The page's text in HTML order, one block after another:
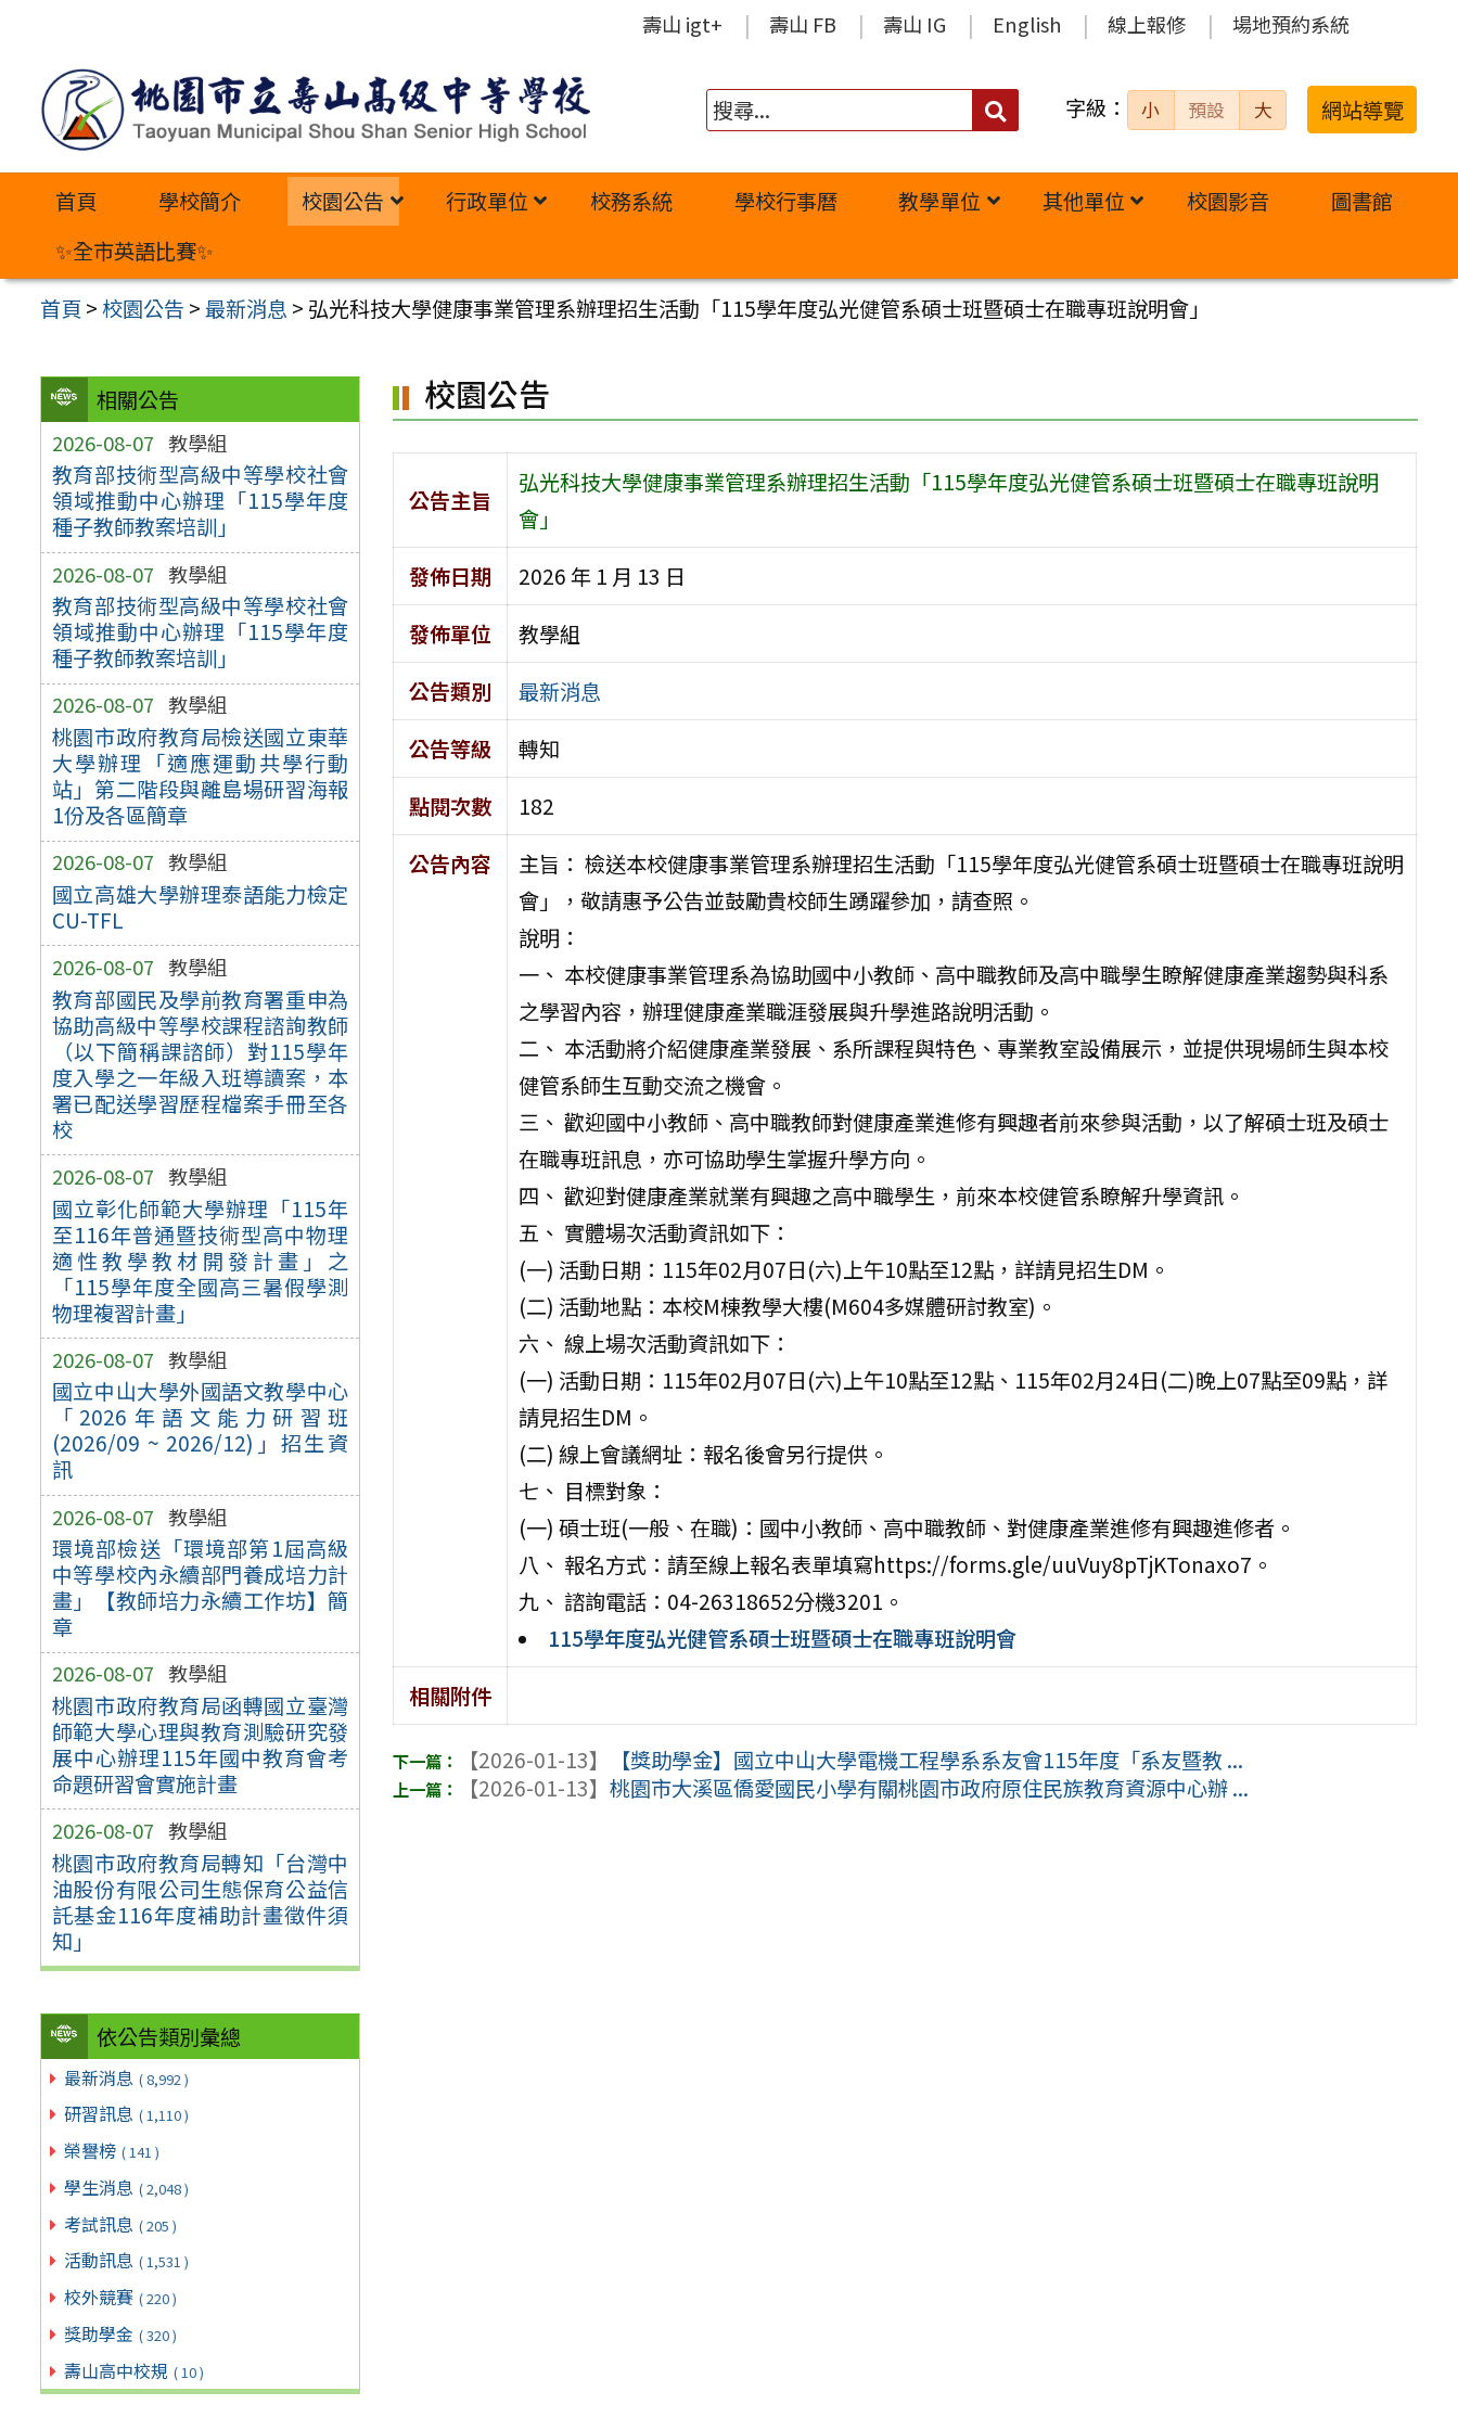
內
壽山 igt+ 壽山 FB 壽山 IG English 線上報修 場地預約系統
搜
字級： 小 預設 大 網站導覽
首頁 學校簡介 校園公告 行政單位 校務系統 學校行事曆 教學單位 其他單位 校園影音
圖書館
✨全市英語比賽✨
首頁 >校園公告 >最新消息 > 弘光科技大學健康事業管理系辦理招生活動「115學年度弘光健管系碩士班暨碩士在職專班說明會」
相關公告
2026-08-07 教學組
教育部技術型高級中等學校社會
領域推動中心辦理「115學年度
種子教師教案培訓」
2026-08-07 教學組
教育部技術型高級中等學校社會
領域推動中心辦理「115學年度
種子教師教案培訓」
2026-08-07 教學組
桃園市政府教育局檢送國立東華
大學辦理「適應運動共學行動
站」第二階段與離島場研習海報
1份及各區簡章
2026-08-07 教學組
國立高雄大學辦理泰語能力檢定
CU-TFL
2026-08-07 教學組
教育部國民及學前教育署重申為
協助高級中等學校課程諮詢教師
（以下簡稱課諮師）對115學年
度入學之一年級入班導讀案，本
署已配送學習歷程檔案手冊至各
校
2026-08-07 教學組
國立彰化師範大學辦理「115年
至116年普通暨技術型高中物理
適性教學教材開發計畫」之
「115學年度全國高三暑假學測
物理複習計畫」
2026-08-07 教學組
國立中山大學外國語文教學中心
「2026年語文能力研習班
(2026/09 ~ 2026/12)」招生資
訊
2026-08-07 教學組
環境部檢送「環境部第1屆高級
中等學校內永續部門養成培力計
畫」【教師培力永續工作坊】簡
章
2026-08-07 教學組
桃園市政府教育局函轉國立臺灣
師範大學心理與教育測驗研究發
展中心辦理115年國中教育會考
命題研習會實施計畫
2026-08-07 教學組
桃園市政府教育局轉知「台灣中
油股份有限公司生態保育公益信
託基金116年度補助計畫徵件須
知」
依公告類別彙總
最新消息 ( 8,992 )
研習訊息 ( 1,110 )
榮譽榜 ( 141 )
學生消息 ( 2,048 )
考試訊息 ( 205 )
活動訊息 ( 1,531 )
校外競賽 ( 220 )
獎助學金 ( 320 )
壽山高中校規 ( 10 )
校園公告
公告主旨
弘光科技大學健康事業管理系辦理招生活動「115學年度弘光健管系碩士班暨碩士在職專班說明
會」
發佈日期
2026 年 1 月 13 日
發佈單位
教學組
公告類別
最新消息
公告等級
轉知
點閱次數
182
公告內容
主旨： 檢送本校健康事業管理系辦理招生活動「115學年度弘光健管系碩士班暨碩士在職專班說明
會」，敬請惠予公告並鼓勵貴校師生踴躍參加，請查照。
說明：
一、 本校健康事業管理系為協助國中小教師、高中職教師及高中職學生瞭解健康產業趨勢與科系
之學習內容，辦理健康產業職涯發展與升學進路說明活動。
二、 本活動將介紹健康產業發展、系所課程與特色、專業教室設備展示，並提供現場師生與本校
健管系師生互動交流之機會。
三、 歡迎國中小教師、高中職教師對健康產業進修有興趣者前來參與活動，以了解碩士班及碩士
在職專班訊息，亦可協助學生掌握升學方向。
四、 歡迎對健康產業就業有興趣之高中職學生，前來本校健管系瞭解升學資訊。
五、 實體場次活動資訊如下：
(一) 活動日期：115年02月07日(六)上午10點至12點，詳請見招生DM。
(二) 活動地點：本校M棟教學大樓(M604多媒體研討教室)。
六、 線上場次活動資訊如下：
(一) 活動日期：115年02月07日(六)上午10點至12點、115年02月24日(二)晚上07點至09點，詳
請見招生DM。
(二) 線上會議網址：報名後會另行提供。
七、 目標對象：
(一) 碩士班(一般、在職)：國中小教師、高中職教師、對健康產業進修有興趣進修者。
八、 報名方式：請至線上報名表單填寫https://forms.gle/uuVuy8pTjKTonaxo7。
九、 諮詢電話：04-26318652分機3201。
115學年度弘光健管系碩士班暨碩士在職專班說明會
相關附件
【2026-01-13】
【獎助學金】國立中山大學電機工程學系系友會115年度「系友暨教 ...
【2026-01-13】桃園市大溪區僑愛國民小學有關桃園市政府原住民族教育資源中心辦 ...